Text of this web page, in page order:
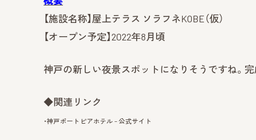
【施設名称】屋上テラス ソラフネKOBE（仮）
【オープン予定】2022年8月頃
神戸の新しい夜景スポットになりそうですね。完
◆関連リンク
・神戸ポートピアホテル – 公式サイト